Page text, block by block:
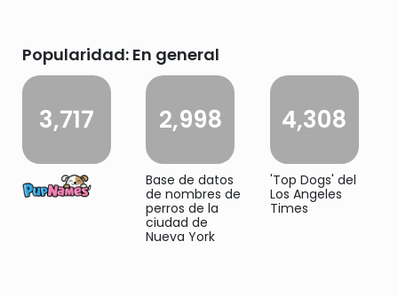
Popularidad: En general
3,717 2,998
Base de datos
de nombres de
perros de la
ciudad de
Nueva York
4,308
'Top Dogs' del
Los Angeles
Times